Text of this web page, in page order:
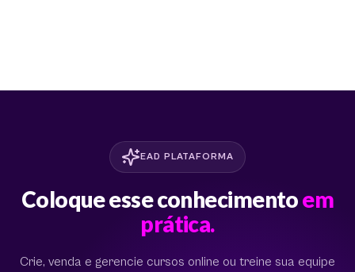
EAD PLATAFORMA
Coloque esse conhecimentoem
prática.
Crie, venda e gerencie cursos online ou treine sua equipe